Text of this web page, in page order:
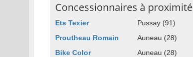
Concessionnaires à proximité
Ets Texier
Pussay (91)
Proutheau Romain
Auneau (28)
Bike Color
Auneau (28)